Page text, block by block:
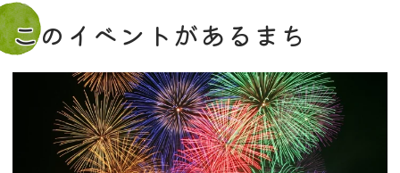
このイベントがあるまち